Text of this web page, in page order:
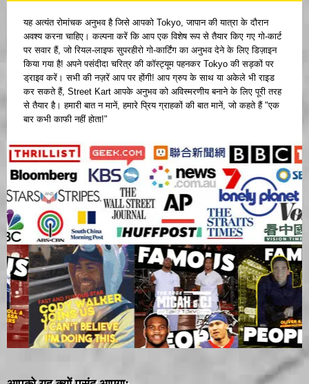
यह अत्यंत रोमांचक अनुभव है जिसे आपको Tokyo, जापान की यात्रा के दौरान
अवश्य करना चाहिए। कल्पना करें कि आप एक विशेष रूप से तैयार किए गए गो-कार्ट
पर सवार हैं, जो रियल-लाइफ सुपरहीरो गो-कार्टिंग का अनुभव देने के लिए डिज़ाइन
किया गया है! अपने पसंदीदा चरित्र की कॉस्ट्यूम पहनकर Tokyo की सड़कों पर
ड्राइव करें। सभी की नज़रें आप पर होंगी! आप ग्रुप के साथ या अकेले भी राइड
कर सकते हैं, Street Kart आपके अनुभव को अविस्मरणीय बनाने के लिए पूरी तरह
से तैयार है। हमारी बात न मानें, हमारे प्रिय ग्राहकों की बात मानें, जो कहते हैं "एक
बार कभी काफी नहीं होता!"